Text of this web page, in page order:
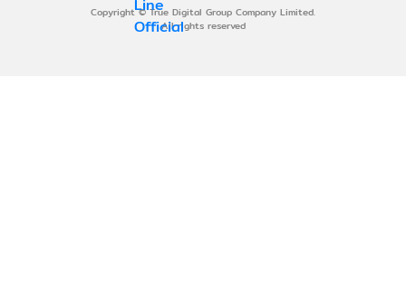
Copyright © True Digital Group Company Limited.
All rights reserved